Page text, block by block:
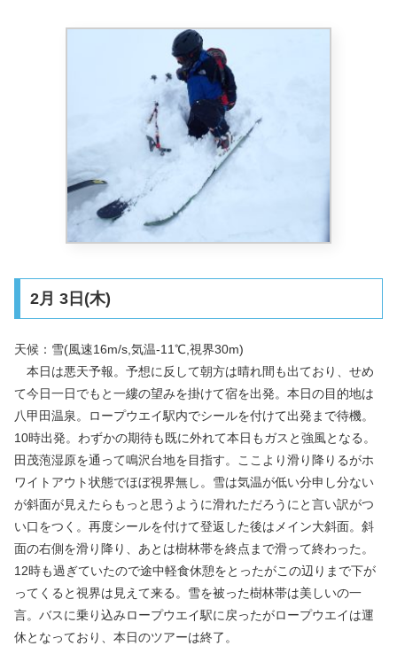
2月 3日(木)
天候：雪(風速16m/s,気温-11℃,視界30m)
本日は悪天予報。予想に反して朝方は晴れ間も出ており、せめ
て今日一日でもと一縷の望みを掛けて宿を出発。本日の目的地は
八甲田温泉。ロープウエイ駅内でシールを付けて出発まで待機。
10時出発。わずかの期待も既に外れて本日もガスと強風となる。
田茂萢湿原を通って鳴沢台地を目指す。ここより滑り降りるがホ
ワイトアウト状態でほぼ視界無し。雪は気温が低い分申し分ない
が斜面が見えたらもっと思うように滑れただろうにと言い訳がつ
い口をつく。再度シールを付けて登返した後はメイン大斜面。斜
面の右側を滑り降り、あとは樹林帯を終点まで滑って終わった。
12時も過ぎていたので途中軽食休憩をとったがこの辺りまで下が
ってくると視界は見えて来る。雪を被った樹林帯は美しいの一
言。バスに乗り込みロープウエイ駅に戻ったがロープウエイは運
休となっており、本日のツアーは終了。